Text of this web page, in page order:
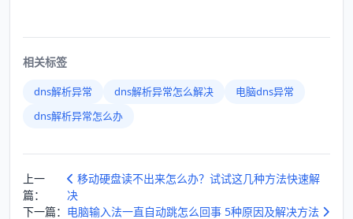
相关标签
dns解析异常 dns解析异常怎么解决
电脑dns异常
dns解析异常怎么办
上一
篇：
移动硬盘读不出来怎么办？试试这几种方法快速解
决
下一篇： 电脑输入法一直自动跳怎么回事 5种原因及解决方法